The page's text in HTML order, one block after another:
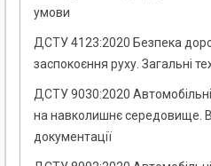
умови
ДСТУ 4123:2020 Безпека
заспокоєння руху. Загальні
ДСТУ 9030:2020
на навколишнє середовище.
документації